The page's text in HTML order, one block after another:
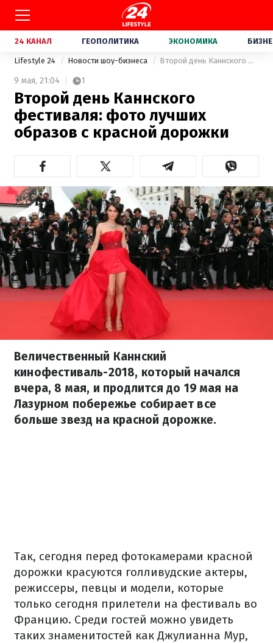
24 КАНАЛ ГЕОПОЛИТИКА ЭКОНОМИКА
Lifestyle 24 Новости шоу-бизнеса Второй день Каннского фестиваля: фото лучших образов с красной дорожки
9 мая, 21:04 1
Второй день Каннского
фестиваля: фото лучших
образов с красной дорожки
Величественный Каннский
кинофестиваль-2018, который начался
вчера, 8 мая, и продлится до 19 мая на
Лазурном побережье собирает все
больше звезд на красной дорожке.
Так, сегодня перед фотокамерами красной
дорожки красуются голливудские актеры,
режиссеры, певцы и модели, которые
только сегодня прилетели на фестиваль во
Францию. Среди гостей можно увидеть
таких знаменитостей как Джулианна Мур,